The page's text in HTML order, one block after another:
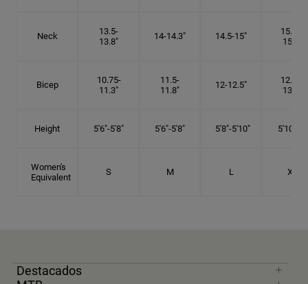
Neck
13.5-
13.8"
14-14.3" 14.5-15"
15.25-
15.5"
Bicep
10.75-
11.3"
11.5-
11.8"
12-12.5"
12.75-
13.3"
Height 5'6"-5'8" 5'6"-5'8" 5'8"-5'10" 5'10"- 6'
Women's
Equivalent
S M L XL
Destacados